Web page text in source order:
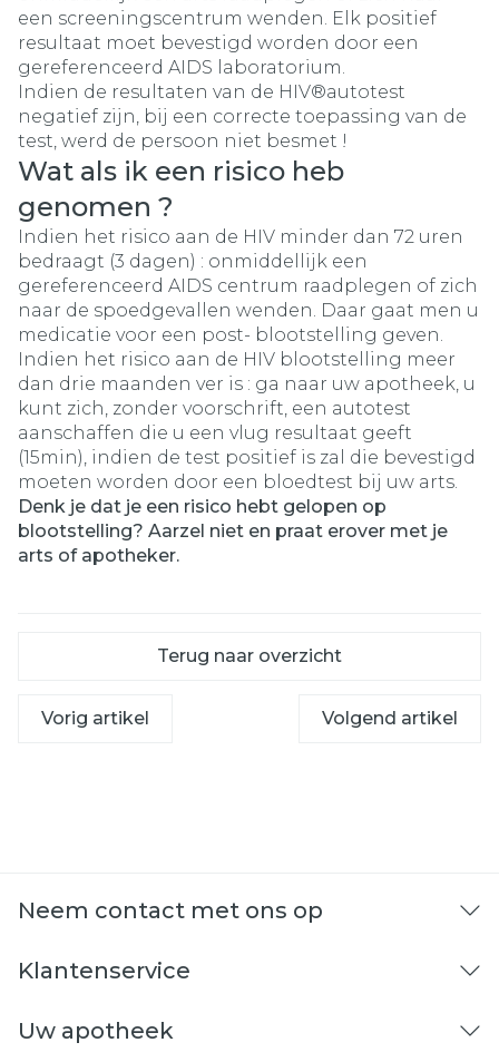
een screeningscentrum wenden. Elk positief
resultaat moet bevestigd worden door een
gereferenceerd AIDS laboratorium.
Indien de resultaten van de HIV®autotest
negatief zijn, bij een correcte toepassing van de
test, werd de persoon niet besmet !
Wat als ik een risico heb
genomen ?
Indien het risico aan de HIV minder dan 72 uren
bedraagt (3 dagen) : onmiddellijk een
gereferenceerd AIDS centrum raadplegen of zich
naar de spoedgevallen wenden. Daar gaat men u
medicatie voor een post- blootstelling geven.
Indien het risico aan de HIV blootstelling meer
dan drie maanden ver is : ga naar uw apotheek, u
kunt zich, zonder voorschrift, een autotest
aanschaffen die u een vlug resultaat geeft
(15min), indien de test positief is zal die bevestigd
moeten worden door een bloedtest bij uw arts.
Denk je dat je een risico hebt gelopen op
blootstelling? Aarzel niet en praat erover met je
arts of apotheker.
Terug naar overzicht
Vorig artikel Volgend artikel
Neem contact met ons op
Klantenservice
Uw apotheek